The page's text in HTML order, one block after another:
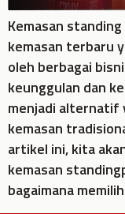
Kemasan
kemasan terbaru
oleh berbagai
keunggulan dan
menjadi alternatif
kemasan
artikel ini, kita
kemasan
bagaimana